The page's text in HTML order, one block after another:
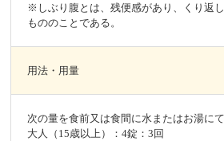
※しぶり腹とは、残便感があり、くり返
もののことである。
用法・用量
次の量を食前又は食間に水またはお湯に
大人（15歳以上）：4錠：3回